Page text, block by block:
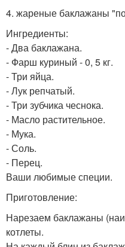
4. жареные баклажаны
Ингредиенты:
- Два баклажана.
- Фарш куриный - 0, 5 кг.
- Три яйца.
- Лук репчатый.
- Три зубчика чеснока.
- Масло растительное.
- Мука.
- Соль.
- Перец.
Ваши любимые специи.
Приготовление:
Нарезаем баклажаны
котлеты.